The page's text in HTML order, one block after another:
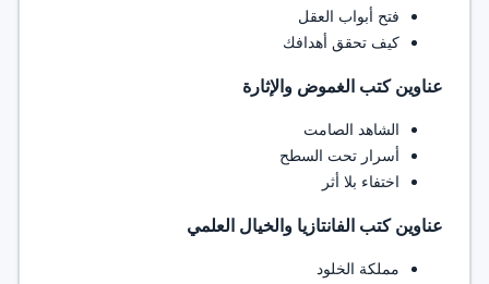
فتح أبواب العقل
كيف تحقق أهدافك
عناوين كتب الغموض والإثارة
الشاهد الصامت
أسرار تحت السطح
اختفاء بلا أثر
عناوين كتب الفانتازيا والخيال العلمي
مملكة الخلود